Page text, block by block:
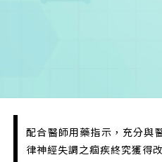
配合醫師用藥指示，充分與
律神經失調之痼疾終究獲得